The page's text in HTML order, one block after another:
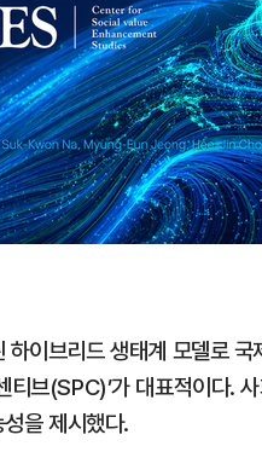
이브리드 생태계 모델로
티브(SPC)’가 대표적이다.
을 제시했다.